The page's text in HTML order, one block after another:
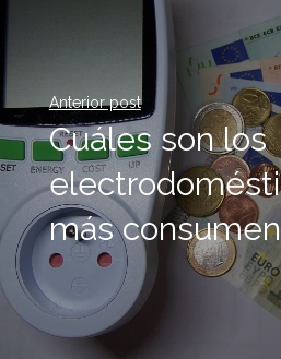
Anterior post
Cuáles son los
más consumen